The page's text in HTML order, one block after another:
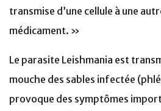
transmise d’une cellule à une
médicament. »
Le parasite Leishmania est
mouche des sables infectée
provoque des symptômes